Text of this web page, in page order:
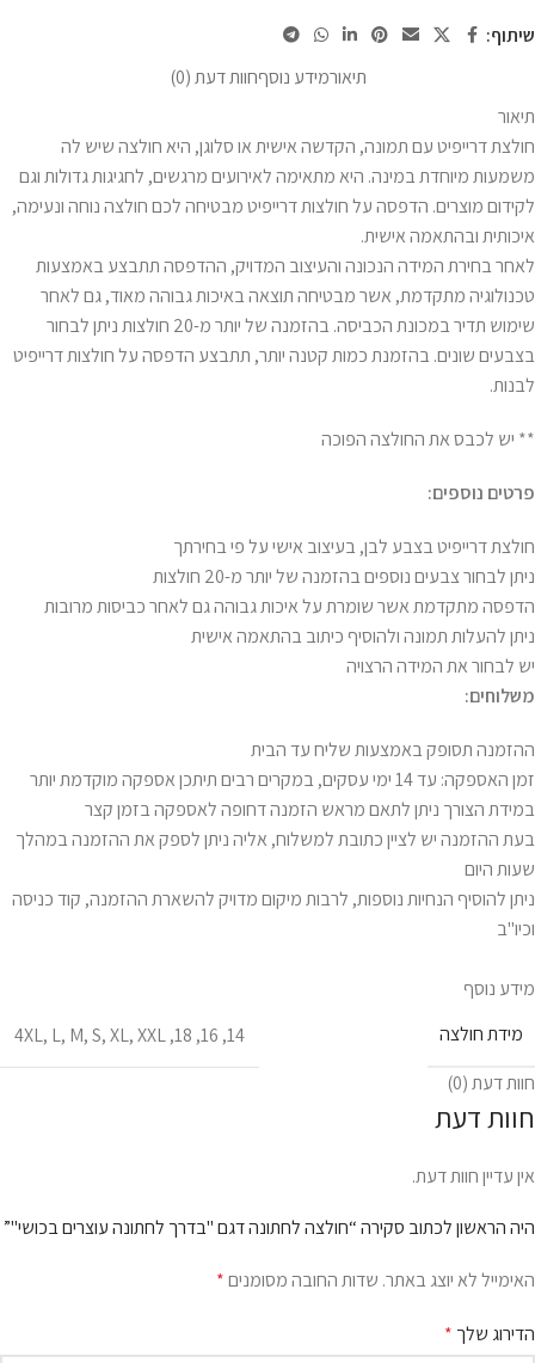
שיתוף:
תיאורמידע נוסףחוות דעת (0)
תיאור
חולצת דרייפיט עם תמונה, הקדשה אישית או סלוגן, היא חולצה שיש לה
משמעות מיוחדת במינה. היא מתאימה לאירועים מרגשים, לחגיגות גדולות וגם
לקידום מוצרים. הדפסה על חולצות דרייפיט מבטיחה לכם חולצה נוחה ונעימה,
איכותית ובהתאמה אישית.
לאחר בחירת המידה הנכונה והעיצוב המדויק, ההדפסה תתבצע באמצעות
טכנולוגיה מתקדמת, אשר מבטיחה תוצאה באיכות גבוהה מאוד, גם לאחר
שימוש תדיר במכונת הכביסה. בהזמנה של יותר מ-20 חולצות ניתן לבחור
בצבעים שונים. בהזמנת כמות קטנה יותר, תתבצע הדפסה על חולצות דרייפיט
לבנות.
** יש לכבס את החולצה הפוכה
פרטים נוספים:
חולצת דרייפיט בצבע לבן, בעיצוב אישי על פי בחירתך
ניתן לבחור צבעים נוספים בהזמנה של יותר מ-20 חולצות
הדפסה מתקדמת אשר שומרת על איכות גבוהה גם לאחר כביסות מרובות
ניתן להעלות תמונה ולהוסיף כיתוב בהתאמה אישית
יש לבחור את המידה הרצויה
משלוחים:
ההזמנה תסופק באמצעות שליח עד הבית
זמן האספקה: עד 14 ימי עסקים, במקרים רבים תיתכן אספקה מוקדמת יותר
במידת הצורך ניתן לתאם מראש הזמנה דחופה לאספקה בזמן קצר
בעת ההזמנה יש לציין כתובת למשלוח, אליה ניתן לספק את ההזמנה במהלך
שעות היום
ניתן להוסיף הנחיות נוספות, לרבות מיקום מדויק להשארת ההזמנה, קוד כניסה
וכיו"ב
מידע נוסף
מידת חולצה
14
,
16
,
18
,
4XL, L, M,S,XL,XXL
חוות דעת (0)
חוות דעת
אין עדיין חוות דעת.
היה הראשון לכתוב סקירה “חולצה לחתונה דגם "בדרך לחתונה עוצרים בכושי"”
האימייל לא יוצג באתר. שדות החובה מסומנים*
הדירוג שלך *